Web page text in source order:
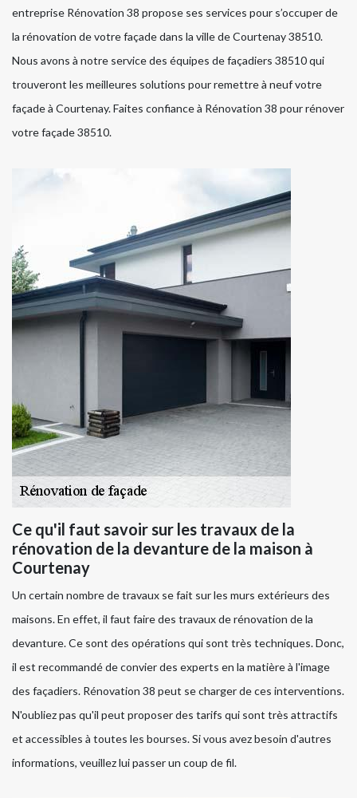
entreprise Rénovation 38 propose ses services pour s’occuper de
la rénovation de votre façade dans la ville de Courtenay 38510.
Nous avons à notre service des équipes de façadiers 38510 qui
trouveront les meilleures solutions pour remettre à neuf votre
façade à Courtenay. Faites confiance à Rénovation 38 pour rénover
votre façade 38510.
Ce qu'il faut savoir sur les travaux de la
rénovation de la devanture de la maison à
Courtenay
Un certain nombre de travaux se fait sur les murs extérieurs des
maisons. En effet, il faut faire des travaux de rénovation de la
devanture. Ce sont des opérations qui sont très techniques. Donc,
il est recommandé de convier des experts en la matière à l'image
des façadiers. Rénovation 38 peut se charger de ces interventions.
N'oubliez pas qu'il peut proposer des tarifs qui sont très attractifs
et accessibles à toutes les bourses. Si vous avez besoin d'autres
informations, veuillez lui passer un coup de fil.